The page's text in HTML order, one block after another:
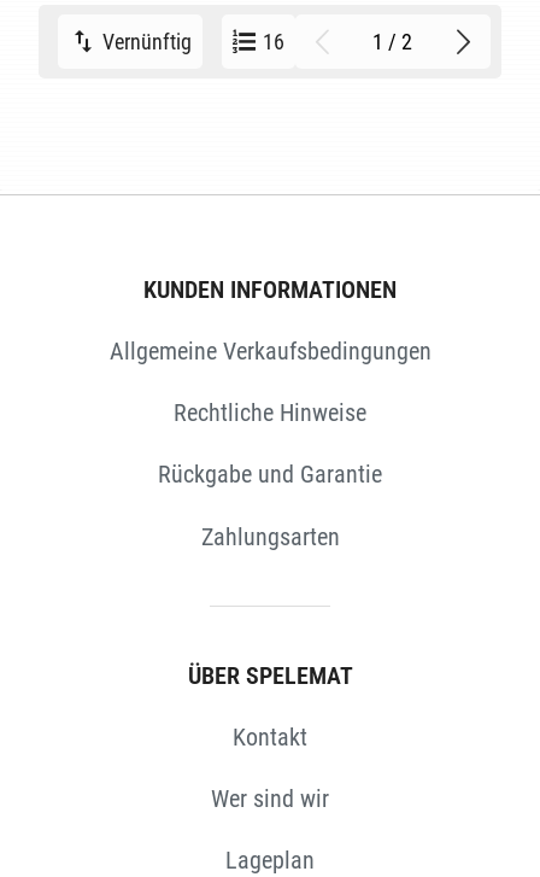
Vernünftig 16 1 / 2
KUNDEN INFORMATIONEN
Allgemeine Verkaufsbedingungen
Rechtliche Hinweise
Rückgabe und Garantie
Zahlungsarten
ÜBER SPELEMAT
Kontakt
Wer sind wir
Lageplan